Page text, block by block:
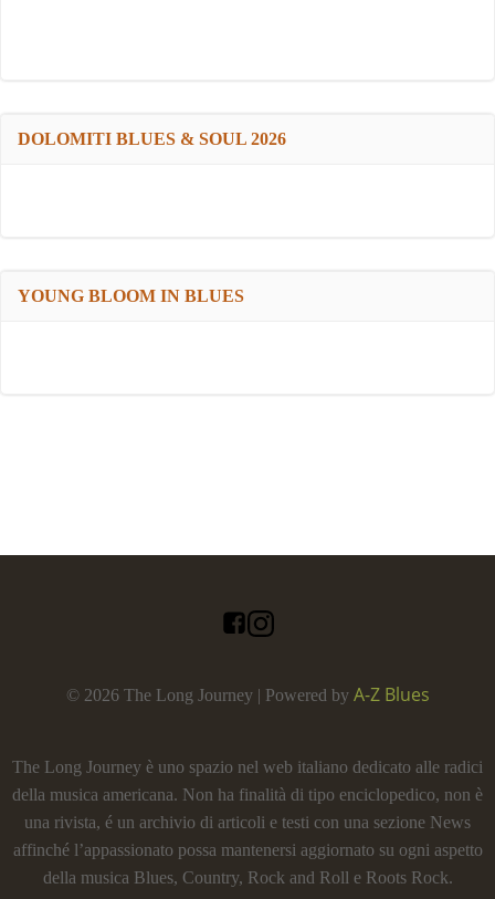
DOLOMITI BLUES & SOUL 2026
YOUNG BLOOM IN BLUES
© 2026 The Long Journey | Powered by A-Z Blues
The Long Journey è uno spazio nel web italiano dedicato alle radici
della musica americana. Non ha finalità di tipo enciclopedico, non è
una rivista, é un archivio di articoli e testi con una sezione News
affinché l’appassionato possa mantenersi aggiornato su ogni aspetto
della musica Blues, Country, Rock and Roll e Roots Rock.